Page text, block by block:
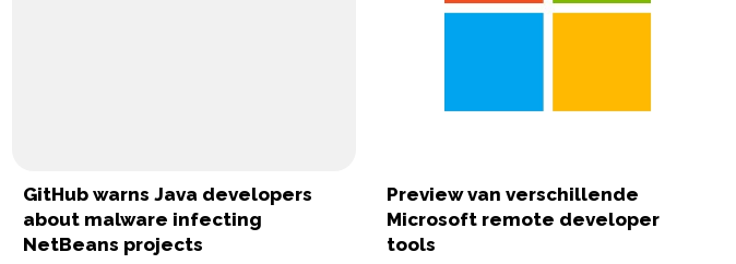
GitHub warns Java developers
about malware infecting
NetBeans projects
Preview van verschillende
Microsoft remote developer
tools